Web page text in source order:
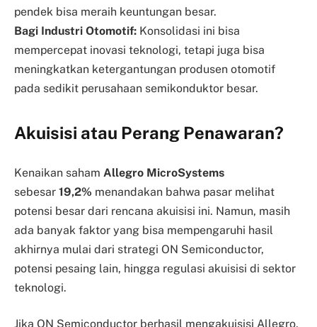
pendek bisa meraih keuntungan besar.
Bagi Industri Otomotif: Konsolidasi ini bisa
mempercepat inovasi teknologi, tetapi juga bisa
meningkatkan ketergantungan produsen otomotif
pada sedikit perusahaan semikonduktor besar.
Akuisisi atau Perang Penawaran?
Kenaikan saham Allegro MicroSystems
sebesar 19,2% menandakan bahwa pasar melihat
potensi besar dari rencana akuisisi ini. Namun, masih
ada banyak faktor yang bisa mempengaruhi hasil
akhirnya mulai dari strategi ON Semiconductor,
potensi pesaing lain, hingga regulasi akuisisi di sektor
teknologi.
Jika ON Semiconductor berhasil mengakuisisi Allegro,